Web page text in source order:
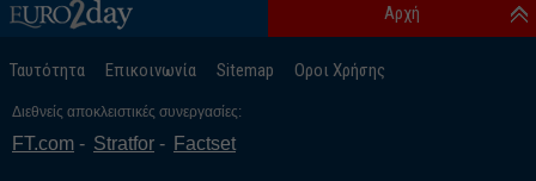
Ταυτότητα Επικοινωνία Sitemap Οροι Χρήσης
Αρχή
Διεθνείς αποκλειστικές συνεργασίες:
FT.com Stratfor Factset